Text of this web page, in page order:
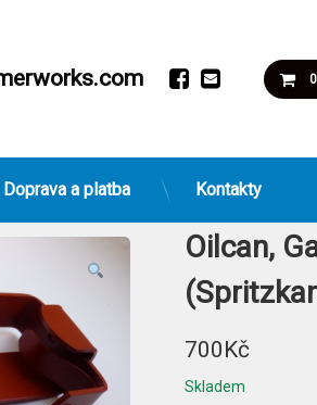
Facebook
EmailKošík
Doprava a platba Kontakty
Oilcan,
700Kč
Skladem